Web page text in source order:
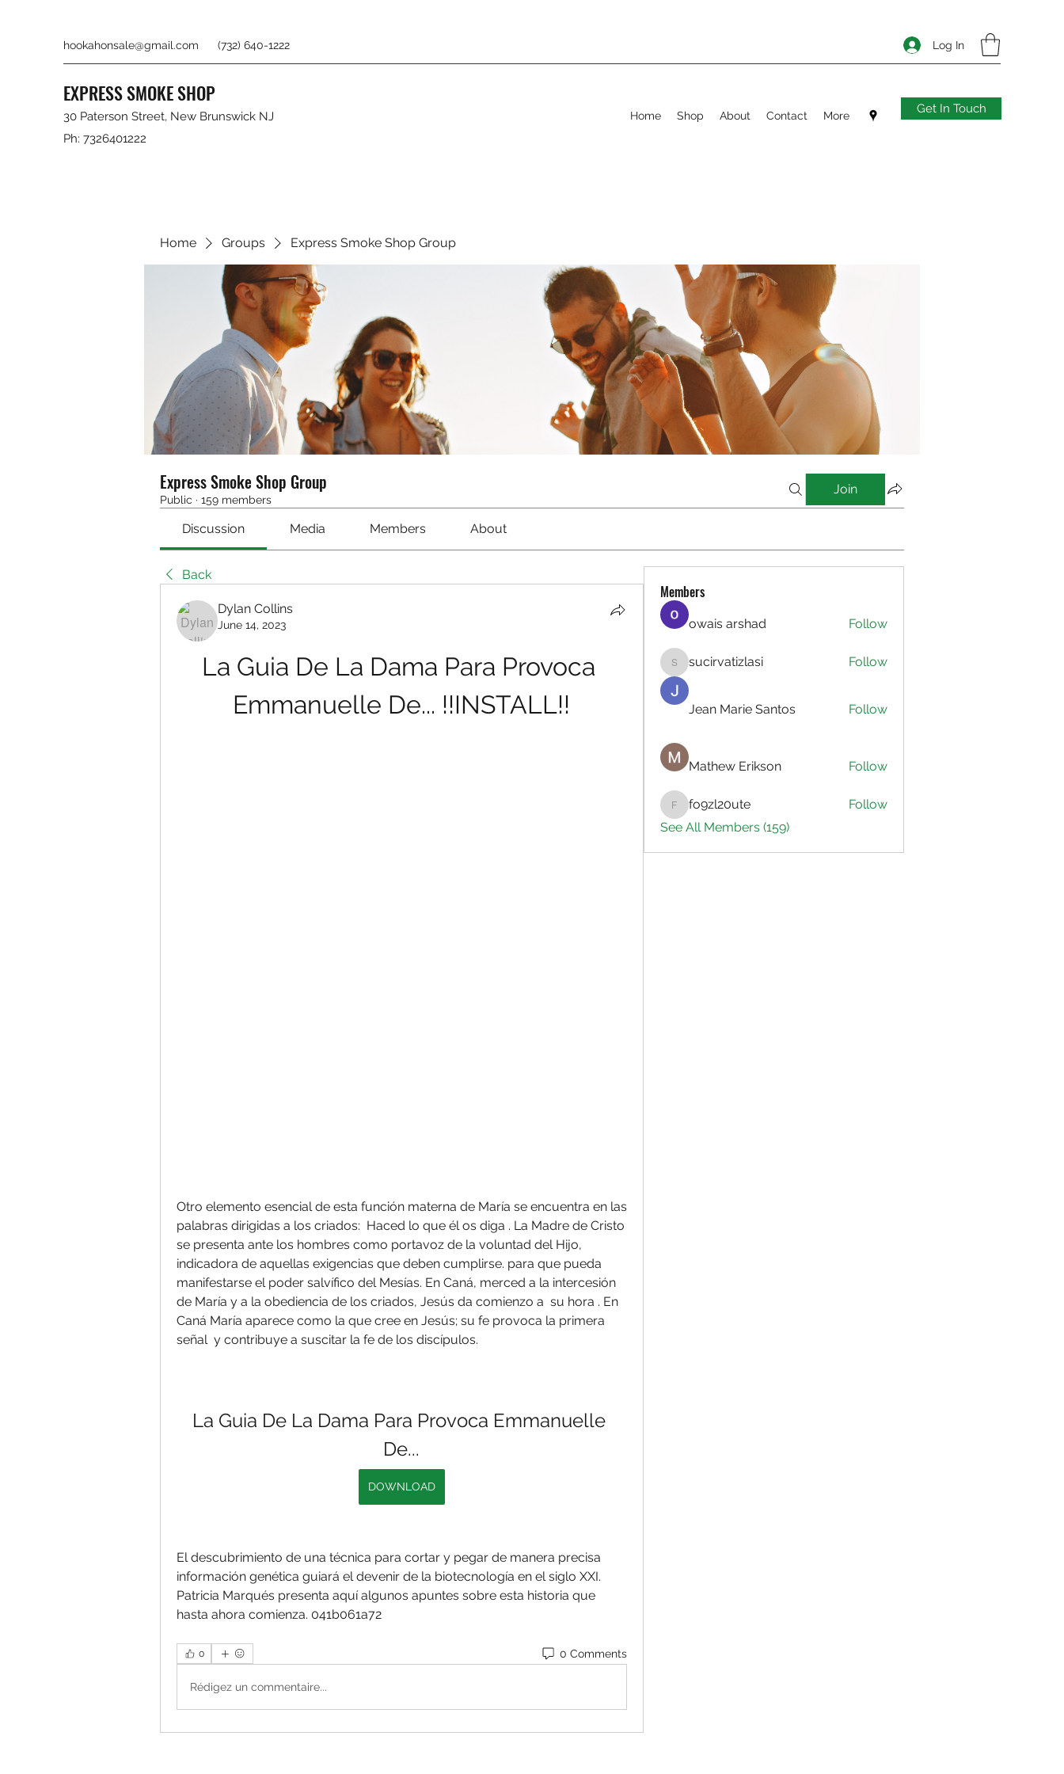
hookahonsale@gmail.com (732) 640-1222 Log In
EXPRESS SMOKE SHOP
30 Paterson Street, New Brunswick NJ
Ph: 7326401222
Home Shop About Contact More Get In Touch
Home Groups Express Smoke Shop Group
Express Smoke Shop Group
Public · 159 members
Join
Discussion Media Members About
Back
Dylan Collins
June 14, 2023
La Guia De La Dama Para Provoca
Emmanuelle De... !!INSTALL!!
Otro elemento esencial de esta función materna de María se encuentra en las
palabras dirigidas a los criados:  Haced lo que él os diga . La Madre de Cristo
se presenta ante los hombres como portavoz de la voluntad del Hijo,
indicadora de aquellas exigencias que deben cumplirse. para que pueda
manifestarse el poder salvífico del Mesías. En Caná, merced a la intercesión
de María y a la obediencia de los criados, Jesús da comienzo a  su hora . En
Caná María aparece como la que cree en Jesús; su fe provoca la primera
señal  y contribuye a suscitar la fe de los discípulos.
La Guia De La Dama Para Provoca Emmanuelle
De...
DOWNLOAD
El descubrimiento de una técnica para cortar y pegar de manera precisa
información genética guiará el devenir de la biotecnología en el siglo XXI.
Patricia Marqués presenta aquí algunos apuntes sobre esta historia que
hasta ahora comienza. 041b061a72
0 0 Comments
Rédigez un commentaire...
Members
owais arshad Follow
sucirvatizlasi
sucirvatizlasi Follow
Jean Marie Santos Follow
Mathew Erikson Follow
fo9zl20ute
fo9zl20ute
Follow
See All Members (159)